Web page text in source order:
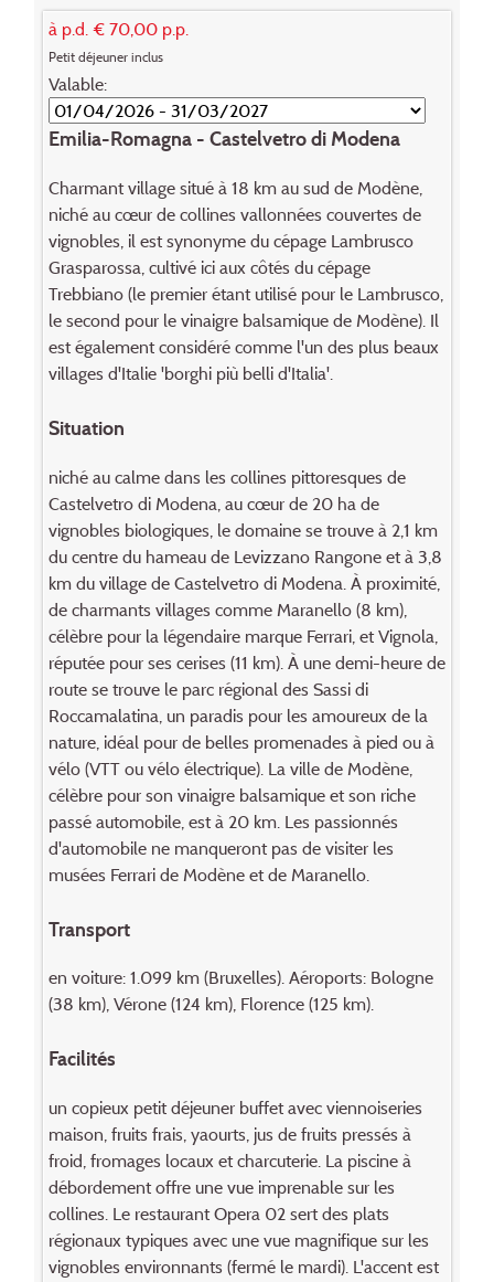
à p.d. € 70,00 p.p.
Petit déjeuner inclus
Valable:
Emilia-Romagna - Castelvetro di Modena
Charmant village situé à 18 km au sud de Modène,
niché au cœur de collines vallonnées couvertes de
vignobles, il est synonyme du cépage Lambrusco
Grasparossa, cultivé ici aux côtés du cépage
Trebbiano (le premier étant utilisé pour le Lambrusco,
le second pour le vinaigre balsamique de Modène). Il
est également considéré comme l'un des plus beaux
villages d'Italie 'borghi più belli d'Italia'.
Situation
niché au calme dans les collines pittoresques de
Castelvetro di Modena, au cœur de 20 ha de
vignobles biologiques, le domaine se trouve à 2,1 km
du centre du hameau de Levizzano Rangone et à 3,8
km du village de Castelvetro di Modena. À proximité,
de charmants villages comme Maranello (8 km),
célèbre pour la légendaire marque Ferrari, et Vignola,
réputée pour ses cerises (11 km). À une demi-heure de
route se trouve le parc régional des Sassi di
Roccamalatina, un paradis pour les amoureux de la
nature, idéal pour de belles promenades à pied ou à
vélo (VTT ou vélo électrique). La ville de Modène,
célèbre pour son vinaigre balsamique et son riche
passé automobile, est à 20 km. Les passionnés
d'automobile ne manqueront pas de visiter les
musées Ferrari de Modène et de Maranello.
Transport
en voiture: 1.099 km (Bruxelles). Aéroports: Bologne
(38 km), Vérone (124 km), Florence (125 km).
Facilités
un copieux petit déjeuner buffet avec viennoiseries
maison, fruits frais, yaourts, jus de fruits pressés à
froid, fromages locaux et charcuterie. La piscine à
débordement offre une vue imprenable sur les
collines. Le restaurant Opera 02 sert des plats
régionaux typiques avec une vue magnifique sur les
vignobles environnants (fermé le mardi). L'accent est